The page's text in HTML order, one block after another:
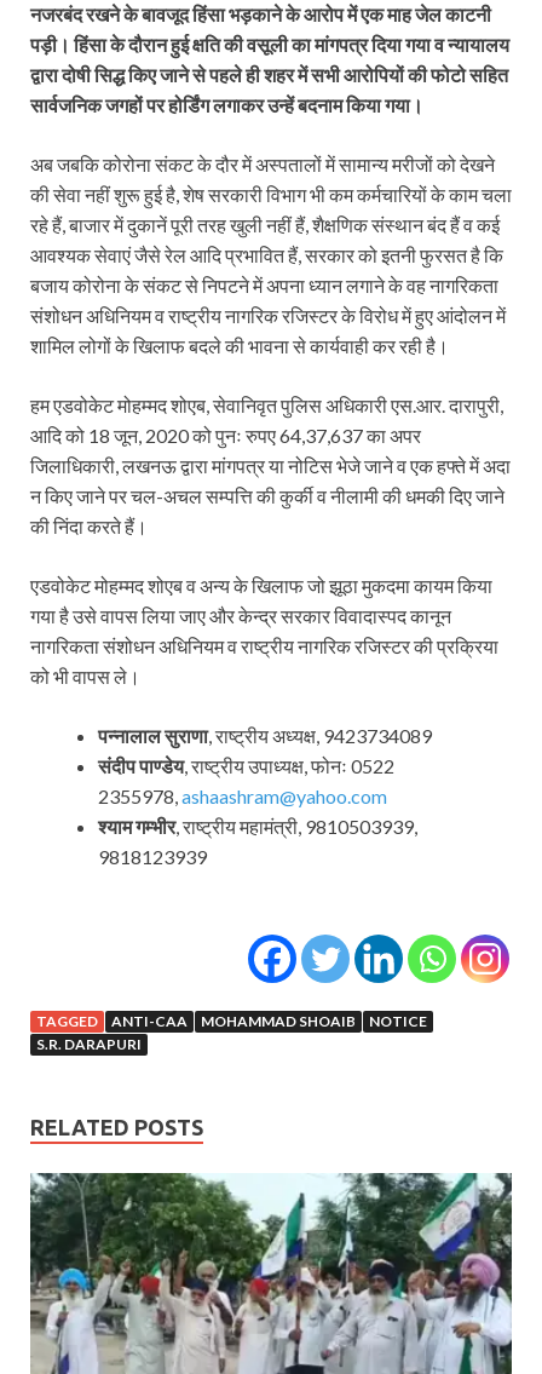
नजरबंद रखने के बावजूद हिंसा भड़काने के आरोप में एक माह जेल काटनी
पड़ी। हिंसा के दौरान हुई क्षति की वसूली का मांगपत्र दिया गया व न्यायालय
द्वारा दोषी सिद्ध किए जाने से पहले ही शहर में सभी आरोपियों की फोटो सहित
सार्वजनिक जगहों पर होर्डिंग लगाकर उन्हें बदनाम किया गया।
अब जबकि कोरोना संकट के दौर में अस्पतालों में सामान्य मरीजों को देखने
की सेवा नहीं शुरू हुई है, शेष सरकारी विभाग भी कम कर्मचारियों के काम चला
रहे हैं, बाजार में दुकानें पूरी तरह खुली नहीं हैं, शैक्षणिक संस्थान बंद हैं व कई
आवश्यक सेवाएं जैसे रेल आदि प्रभावित हैं, सरकार को इतनी फुरसत है कि
बजाय कोरोना के संकट से निपटने में अपना ध्यान लगाने के वह नागरिकता
संशोधन अधिनियम व राष्ट्रीय नागरिक रजिस्टर के विरोध में हुए आंदोलन में
शामिल लोगों के खिलाफ बदले की भावना से कार्यवाही कर रही है।
हम एडवोकेट मोहम्मद शोएब, सेवानिवृत पुलिस अधिकारी एस.आर. दारापुरी,
आदि को 18 जून, 2020 को पुनः रुपए 64,37,637 का अपर
जिलाधिकारी, लखनऊ द्वारा मांगपत्र या नोटिस भेजे जाने व एक हफ्ते में अदा
न किए जाने पर चल-अचल सम्पत्ति की कुर्की व नीलामी की धमकी दिए जाने
की निंदा करते हैं।
एडवोकेट मोहम्मद शोएब व अन्य के खिलाफ जो झूठा मुकदमा कायम किया
गया है उसे वापस लिया जाए और केन्द्र सरकार विवादास्पद कानून
नागरिकता संशोधन अधिनियम व राष्ट्रीय नागरिक रजिस्टर की प्रक्रिया
को भी वापस ले।
पन्नालाल सुराणा, राष्ट्रीय अध्यक्ष, 9423734089
संदीप पाण्डेय, राष्ट्रीय उपाध्यक्ष, फोनः 0522
2355978,ashaashram@yahoo.com
श्याम गम्भीर, राष्ट्रीय महामंत्री, 9810503939,
9818123939
TAGGED ANTI-CAA MOHAMMAD SHOAIB
NOTICE
S.R. DARAPURI
RELATED POSTS